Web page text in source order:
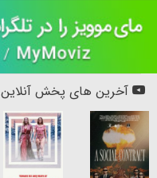
آخرین های پخش آنلاین